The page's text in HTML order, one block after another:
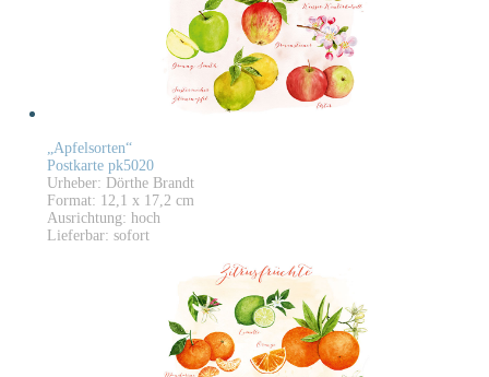
„Apfelsorten“
Postkarte pk5020
Urheber: Dörthe Brandt
Format: 12,1 x 17,2 cm
Ausrichtung: hoch
Lieferbar: sofort